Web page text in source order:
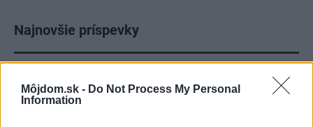
Môjdom.sk - Do Not Process My Personal
Information
Najnovšie príspevky
stačil jeden prvok | Môjdom.sk
My napríklad labky utierame hneď pri dverách a doma pred dvere